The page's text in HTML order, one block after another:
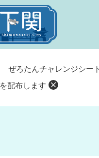
ぜろたんチャレンジシー
配布します